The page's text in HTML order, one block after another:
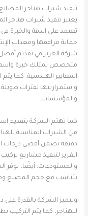
تنفيذ شبرات هناجر
يعتبر تنفيذ شبرات هناجر
تعتمد على الدقة والخبرة
حماية مرافقها ومعدات
شركة الغرير في تقديم
متخصص يمتلك خبرة
المعايير الهندسية. كما يتم
واستمراريتها لفترات
والمؤسسات.
كما تهتم الشركة بتقديم
من الشبرات المناسبة
دقيقة تضمن أقصى درجات
الغرير لتنفيذ مشاريع
والمستودعات. أيضًا، توفر
يتناسب مع حجم المصنع
وتتميز الشركة بالقدرة
للهناجر، كما يتم التركيب